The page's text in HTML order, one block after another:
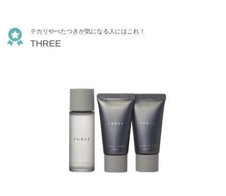
テカリやべたつきが気になる人にはこれ！
THREE